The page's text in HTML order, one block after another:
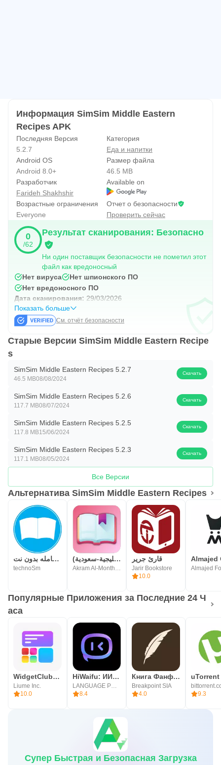
ПОЧЕМУ ВЫБИРАЕТЕ SIMSIM?
- Самое популярное приложение, посвященное
арабской кухне: SimSim — самое популярное
приложение, полностью посвященное арабской еде и
культуре питания.
- Удобный дизайн: наше приложение создано для того,
чтобы упростить поиск и выполнение рецептов.
- Настраиваемые порции: корректируйте рецепты в
Загрузите SimSim сегодня!
С легкостью привнесите ароматы арабской кухни на
свою кухню. Загрузите SimSim прямо сейчас и начните
готовить вкусные арабские блюда дома!
И не забудьте посетить SimSim в Facebook и Instagram!
Мы надеемся, что вам понравится готовить с SimSim.
Если у вас есть какие-либо вопросы или комментарии,
напишите нам по адресу
Сахтейн! (Приятного аппетита)
Информация SimSim Middle Eastern
Recipes APK
Последняя Версия
5.2.7
Категория
Еда и напитки
Android OS
Android 8.0+
Размер файла
46.5 MB
Разработчик
Farideh Shakhshir
Available on
Возрастные ограничения
Everyone
Отчет о безопасности
Проверить сейчас
0
/62
Результат сканирования: Безопасно
Ни один поставщик безопасности не пометил этот
файл как вредоносный
Нет вируса
Нет шпионского ПО
Нет вредоносного ПО
Дата сканирования: 29/03/2026
Показать больше
См. отчёт безопасности
Старые Версии SimSim Middle Eastern Recipe
s
SimSim Middle Eastern Recipes 5.2.7
46.5 MB08/08/2024
Скачать
SimSim Middle Eastern Recipes 5.2.6
117.7 MB08/07/2024
Скачать
SimSim Middle Eastern Recipes 5.2.5
117.8 MB15/06/2024
Скачать
SimSim Middle Eastern Recipes 5.2.3
117.1 MB08/05/2024
Скачать
Все Версии
Альтернатива SimSim Middle Eastern Recipes
المكتبة الشامله بدون نت
technoSm
رواياتي (عربية-خليجية-سعودية) قارئ جرير
Jarir Bookstore
10.0
Популярные Приложения за Последние 24 Ч
аса
WidgetClub:Theme, Widget, Icon
Liume Inc.
10.0
HiWaifu: ИИ-друг и хаб Waifu
8.4
Книга Фанфиков
Breakpoint SIA
4.0
uTorrent
9.3
Супер Быстрая и Безопасная Загрузка